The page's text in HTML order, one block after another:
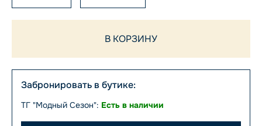
В КОРЗИНУ
Забронировать в бутике:
ТГ "Модный Сезон": Есть в наличии